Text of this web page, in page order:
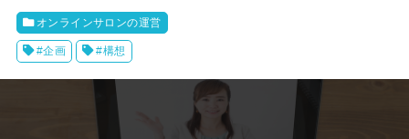
オンラインサロンの運営
#企画 #構想